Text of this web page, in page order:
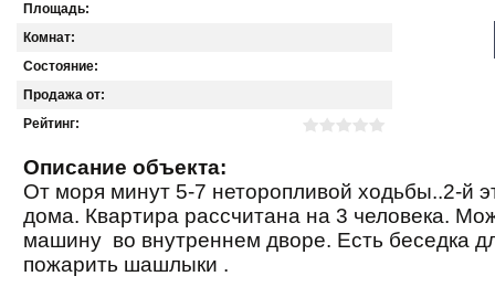
Площадь:
Комнат:
Состояние:
Продажа от:
Рейтинг:
Описание объекта:
От моря минут 5-7 неторопливой ходьбы..2-й
дома. Квартира рассчитана на 3 человека.
машину во внутреннем дворе. Есть беседка
пожарить шашлыки .